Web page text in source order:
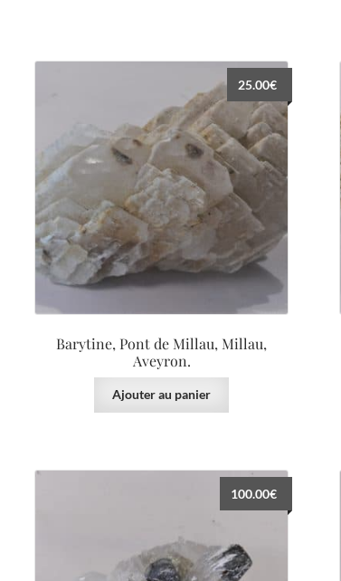
Barytine, Pont de Millau, Millau,
Aveyron.
25.00€
Ajouter au panier
100.00€